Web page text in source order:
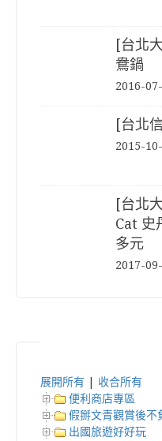
[台北
鴦鍋
2016-
[台北
2015-
[台北
Cat 史
多元
2017-
展開所有
收合所有
便利商店專區
假掰文青觀賞後不
出國旅遊好好玩